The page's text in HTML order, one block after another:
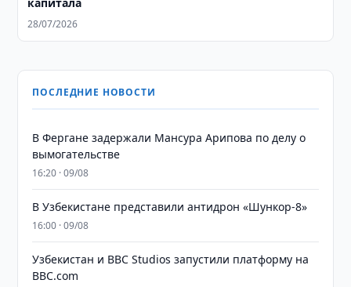
28/07/2026
ПОСЛЕДНИЕ НОВОСТИ
В Фергане задержали Мансура Арипова по делу о
вымогательстве
16:20 · 09/08
В Узбекистане представили антидрон «Шункор-8»
16:00 · 09/08
Узбекистан и BBC Studios запустили платформу на
BBC.com